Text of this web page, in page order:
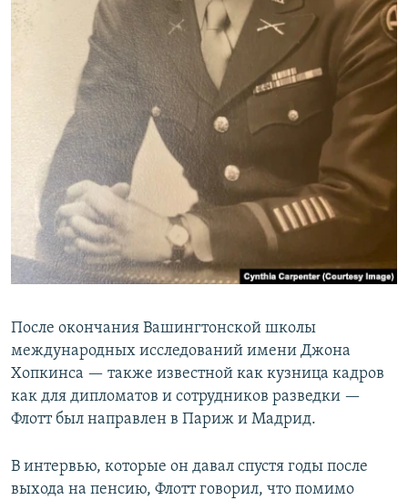
После окончания Вашингтонской школы
международных исследований имени Джона
Хопкинса — также известной как кузница кадров
как для дипломатов и сотрудников разведки —
Флотт был направлен в Париж и Мадрид.
В интервью, которые он давал спустя годы после
выхода на пенсию, Флотт говорил, что помимо